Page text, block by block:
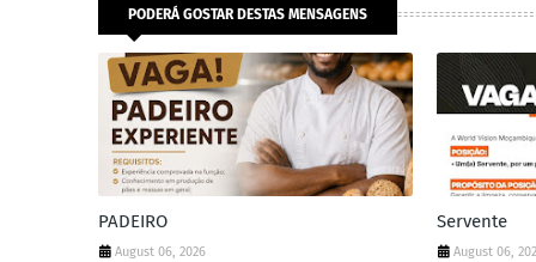
PODERÁ GOSTAR DESTAS MENSAGENS
PADEIRO
August 06, 2026
Servente
August 06,